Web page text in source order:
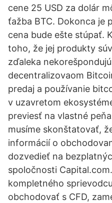
cene 25 USD za dolár
ťažba BTC. Dokonca je
cena bude ešte stúpať.
toho, že jej produkty
zďaleka
decentralizovaom
predaj a používanie
v uzavretom
previesť na vlastné
musíme skonštatovať,
informácií o
dozvedieť na
spoločnosti
kompletného
obchodovať s CFD,